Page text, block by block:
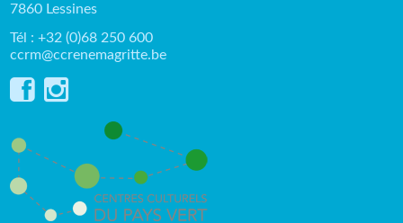
7860 Lessines
Tél : +32 (0)68 250 600
ccrm@ccrenemagritte.be